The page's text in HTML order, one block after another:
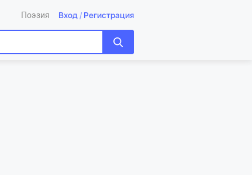
Поэзия Вход / Регистрация